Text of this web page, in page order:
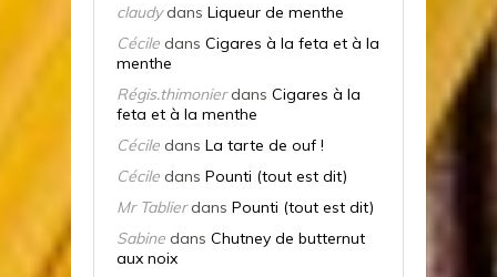
claudydans Liqueur de menthe
Cécile dans Cigares à la feta et à la
menthe
Régis.thimonierdans Cigares à la
feta et à la menthe
Cécile dans La tarte de ouf !
Cécile dans Pounti (tout est dit)
Mr Tablierdans Pounti (tout est dit)
Sabine dans Chutney de butternut
aux noix